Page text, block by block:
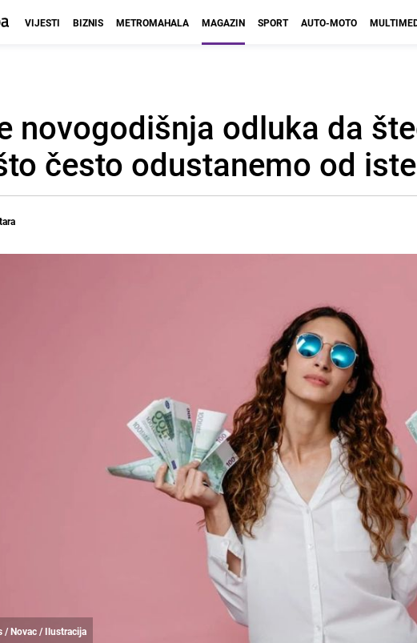
VIJESTI BIZNIS METROMAHALA MAGAZIN SPORT AUTO-MOTO
novogodišnja odluka da
često odustanemo od iste
/ Novac / Ilustracija